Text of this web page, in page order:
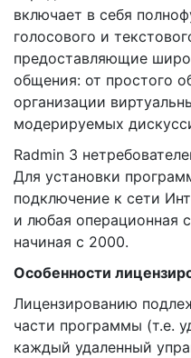
включает в себя
голосового и
предоставляющие
общения: от простого
организации
модерируемых
Radmin 3
Для установки
подключение к сети
и любая операционная
начиная с 2000.
Особенности
Лицензированию
части программы (т.е.
каждый удаленный